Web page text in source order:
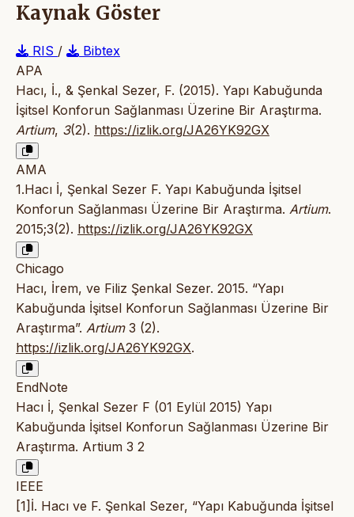
Kaynak Göster
RIS /
Bibtex
APA
Hacı, İ., & Şenkal Sezer, F. (2015). Yapı Kabuğunda
İşitsel Konforun Sağlanması Üzerine Bir Araştırma.
Artium, 3(2). https://izlik.org/JA26YK92GX
AMA
1.Hacı İ, Şenkal Sezer F. Yapı Kabuğunda İşitsel
Konforun Sağlanması Üzerine Bir Araştırma. Artium.
2015;3(2). https://izlik.org/JA26YK92GX
Chicago
Hacı, İrem, ve Filiz Şenkal Sezer. 2015. “Yapı
Kabuğunda İşitsel Konforun Sağlanması Üzerine Bir
Araştırma”. Artium3 (2).
https://izlik.org/JA26YK92GX.
EndNote
Hacı İ, Şenkal Sezer F (01 Eylül 2015) Yapı
Kabuğunda İşitsel Konforun Sağlanması Üzerine Bir
Araştırma. Artium 3 2
IEEE
[1]İ. Hacı ve F. Şenkal Sezer, “Yapı Kabuğunda İşitsel